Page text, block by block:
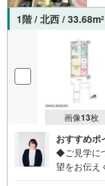
1階 / 北西 / 33.68m2
画像13枚
おすすめポ
◆ご見学に
望をお伝え